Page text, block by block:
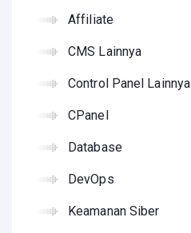
Affiliate
CMS Lainnya
Control Panel Lainnya
CPanel
Database
DevOps
Keamanan Siber